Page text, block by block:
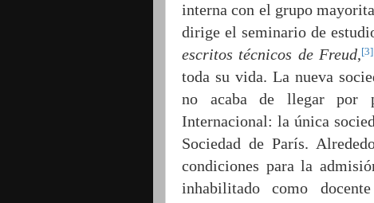
interna con el grupo
dirige el seminario de
escritos técnicos de Freud,[3]
toda su vida. La nueva
no acaba de llegar por
Internacional: la única
Sociedad de París.
condiciones para la
inhabilitado como